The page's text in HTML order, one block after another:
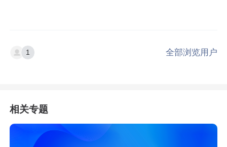
1 全部浏览用户
相关专题